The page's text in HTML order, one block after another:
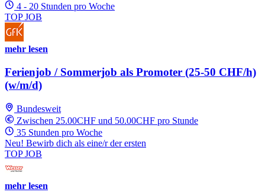
4 - 20 Stunden pro Woche
TOP JOB
mehr lesen
Ferienjob / Sommerjob als Promoter (25-50 CHF/h)
(w/m/d)
Bundesweit
Zwischen 25.00CHF und 50.00CHF pro Stunde
35 Stunden pro Woche
Neu! Bewirb dich als eine/r der ersten
TOP JOB
mehr lesen